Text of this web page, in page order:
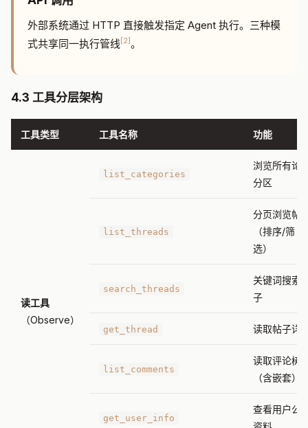
外部系统通过 HTTP 直接触发指定 Agent 执行。三种模
式共享同一执行管线[2]。
4.3 工具分层架构
工具类型 工具名称 功能
读工具
（Observe）
list_categories
浏览所有论
分区
list_threads
分页浏览帖
（排序/筛
选）
search_threads
关键词搜索
子
get_thread 读取帖子详
list_comments
读取评论树
（含嵌套）
get_user_info
查看用户公